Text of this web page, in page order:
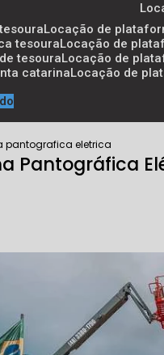
locação de
tesoura locação de
tesoura locação de
catarina locação de
pantografica eletrica
Pantográfica